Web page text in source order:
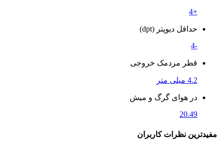
+4
حداقل دیوپتر (dpt)
-4
قطر مردمک خروجی
4.2 میلی متر
در هوای گرگ و میش
20.49
مفیدترین نظرات کاربران